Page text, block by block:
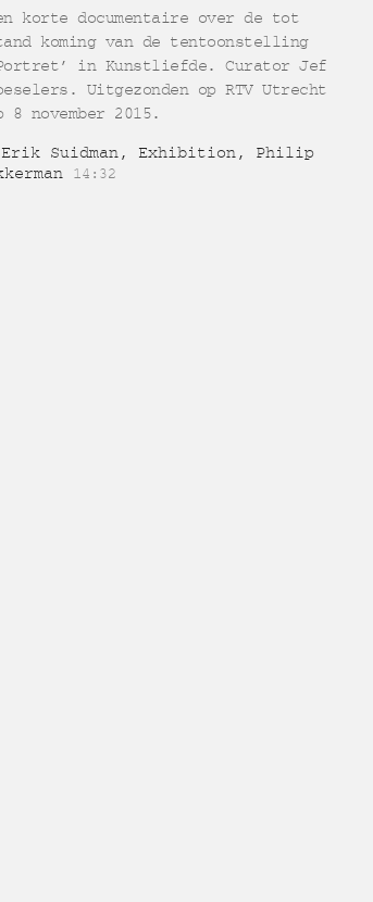
korte documentaire over de tot
koming van de tentoonstelling
in Kunstliefde. Curator Jef
Uitgezonden op RTV Utrecht
8 november 2015.
Erik Suidman, Exhibition, Philip
14:32